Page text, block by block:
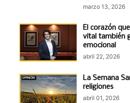
marzo 13, 2026
El corazón
vital también
emocional
abril 22, 2026
La Semana
religiones
abril 01, 2026